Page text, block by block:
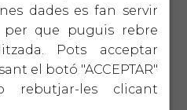
per a
i comerços
dades es fan servir
que puguis rebre
Pots acceptar
el botó "ACCEPTAR"
rebutjar-les clicant